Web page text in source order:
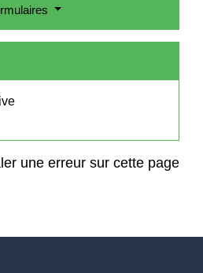
une erreur sur cette page